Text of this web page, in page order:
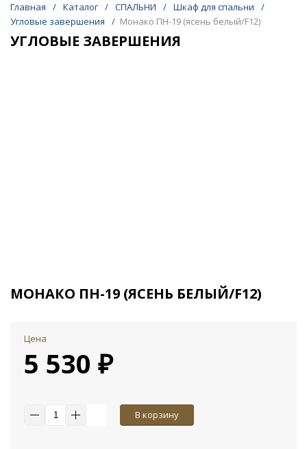
Главная / Каталог / СПАЛЬНИ / Шкаф для спальни
/
Угловые завершения
/ Монако ПН-19 (ясень белый/F12)
УГЛОВЫЕ ЗАВЕРШЕНИЯ
МОНАКО ПН-19 (ЯСЕНЬ БЕЛЫЙ/F12)
Цена
5 530 ₽
В корзину